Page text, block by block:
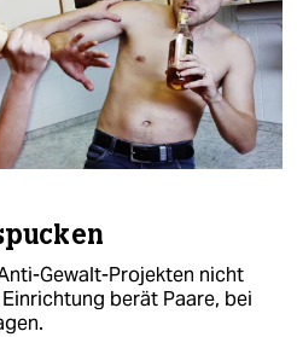
Gewalt-Projekten nicht
berät Paare, bei